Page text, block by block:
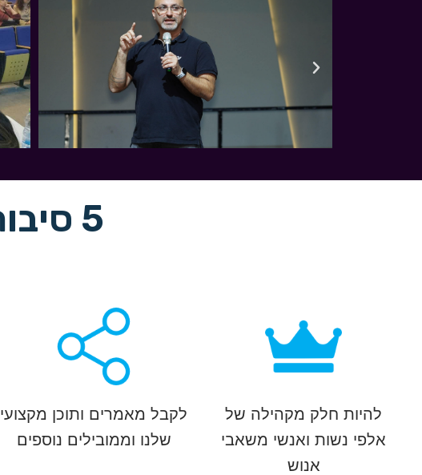
5 סיבות להצטרף לדיוור שלנו
להיות חלק מקהילה של
אלפי נשות ואנשי משאבי
אנוש
לקבל מאמרים ותוכן מקצועי
שלנו וממובילים נוספים